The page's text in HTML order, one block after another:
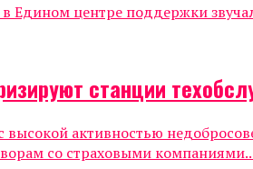
Едином центре поддержки
станции
высокой активностью
со страховыми